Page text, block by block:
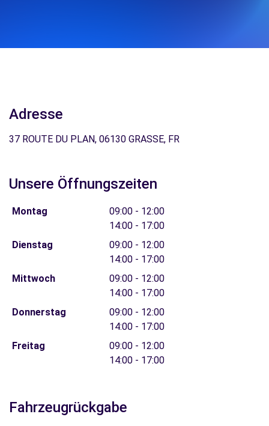
Adresse
37 ROUTE DU PLAN, 06130 GRASSE, FR
Unsere Öffnungszeiten
Montag
09:00 - 12:00
14:00 - 17:00
Dienstag
09:00 - 12:00
14:00 - 17:00
Mittwoch
09:00 - 12:00
14:00 - 17:00
Donnerstag
09:00 - 12:00
14:00 - 17:00
Freitag
09:00 - 12:00
14:00 - 17:00
Fahrzeugrückgabe